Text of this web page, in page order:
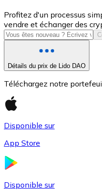
USD Coin
USDC
Profitez d'un processus
vendre et échanger des
Détails du prix de Lido DAO
Téléchargez notre
Disponible sur
App Store
Disponible sur